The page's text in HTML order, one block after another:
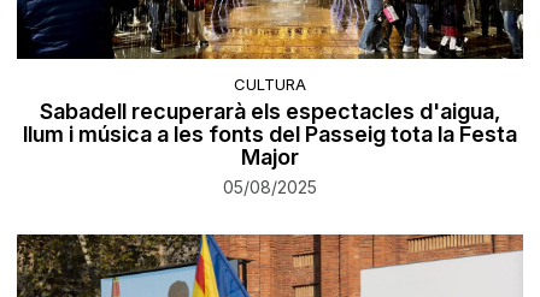
CULTURA
Sabadell recuperarà els espectacles d'aigua,
llum i música a les fonts del Passeig tota la Festa
Major
05/08/2025